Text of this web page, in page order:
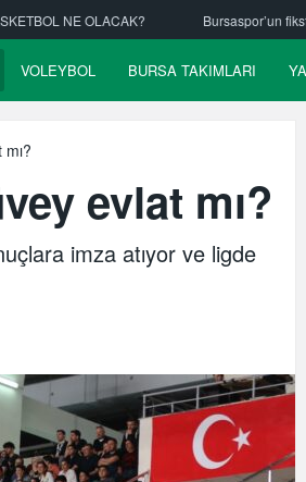
Bursaspor’un fikstürü çekiliyor Nilüfer
VOLEYBOL BURSA TAKIMLARI
evlat mı?
imza atıyor ve ligde